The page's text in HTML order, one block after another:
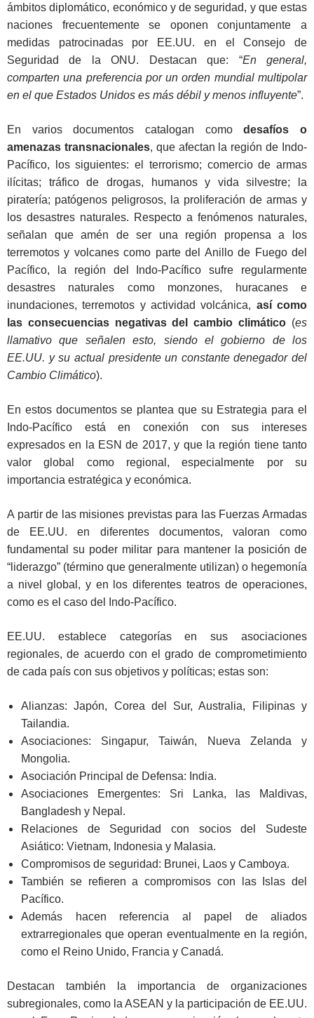
ámbitos diplomático, económico y de seguridad, y que estas
naciones frecuentemente se oponen conjuntamente a
medidas patrocinadas por EE.UU. en el Consejo de
Seguridad de la ONU. Destacan que: “En general,
comparten una preferencia por un orden mundial multipolar
en el que Estados Unidos es más débil y menos influyente”.
En varios documentos catalogan comodesafíos o
amenazas transnacionales, que afectan la región de Indo-
Pacífico, los siguientes: el terrorismo; comercio de armas
ilícitas; tráfico de drogas, humanos y vida silvestre; la
piratería; patógenos peligrosos, la proliferación de armas y
los desastres naturales. Respecto a fenómenos naturales,
señalan que amén de ser una región propensa a los
terremotos y volcanes como parte del Anillo de Fuego del
Pacífico, la región del Indo-Pacífico sufre regularmente
desastres naturales como monzones, huracanes e
inundaciones, terremotos y actividad volcánica, así como
las consecuencias negativas del cambio climático (es
llamativo que señalen esto, siendo el gobierno de los
EE.UU. y su actual presidente un constante denegador del
Cambio Climático).
En estos documentos se plantea que su Estrategia para el
Indo-Pacífico está en conexión con sus intereses
expresados en la ESN de 2017, y que la región tiene tanto
valor global como regional, especialmente por su
importancia estratégica y económica.
A partir de las misiones previstas para las Fuerzas Armadas
de EE.UU. en diferentes documentos, valoran como
fundamental su poder militar para mantener la posición de
“liderazgo” (término que generalmente utilizan) o hegemonía
a nivel global, y en los diferentes teatros de operaciones,
como es el caso del Indo-Pacífico.
EE.UU. establece categorías en sus asociaciones
regionales, de acuerdo con el grado de comprometimiento
de cada país con sus objetivos y políticas; estas son:
Alianzas: Japón, Corea del Sur, Australia, Filipinas y
Tailandia.
Asociaciones: Singapur, Taiwán, Nueva Zelanda y
Mongolia.
Asociación Principal de Defensa: India.
Asociaciones Emergentes: Sri Lanka, las Maldivas,
Bangladesh y Nepal.
Relaciones de Seguridad con socios del Sudeste
Asiático: Vietnam, Indonesia y Malasia.
Compromisos de seguridad: Brunei, Laos y Camboya.
También se refieren a compromisos con las Islas del
Pacífico.
Además hacen referencia al papel de aliados
extrarregionales que operan eventualmente en la región,
como el Reino Unido, Francia y Canadá.
Destacan también la importancia de organizaciones
subregionales, como la ASEAN y la participación de EE.UU.